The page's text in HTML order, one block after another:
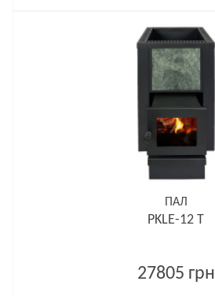
ПАЛ
PKLE-12 T
27805 грн